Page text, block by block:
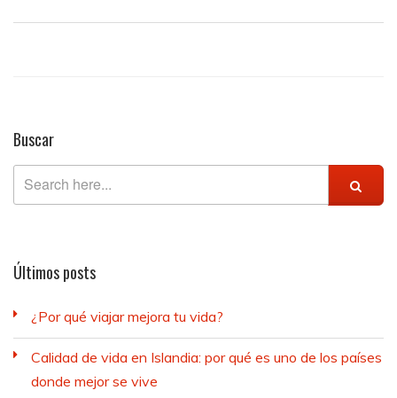
Buscar
Últimos posts
¿Por qué viajar mejora tu vida?
Calidad de vida en Islandia: por qué es uno de los países
donde mejor se vive